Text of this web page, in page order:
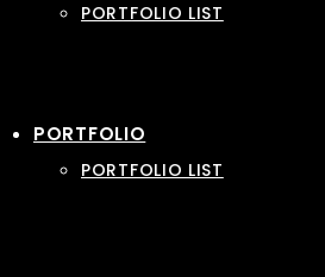
PORTFOLIO LIST
PORTFOLIO
PORTFOLIO LIST